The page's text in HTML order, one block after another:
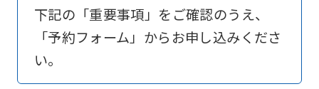
下記の「重要事項」をご確認のうえ、
「予約フォーム」からお申し込みくださ
い。